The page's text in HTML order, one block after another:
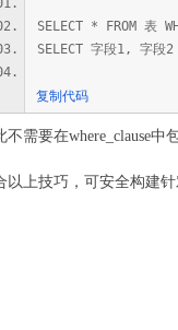
SELECT * FROM 表
SELECT 字段1, 字段
复制代码
不需要在where_clause中
以上技巧，可安全构建